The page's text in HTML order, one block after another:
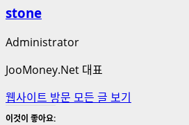
stone
Administrator
JooMoney.Net 대표
웹사이트 방문 모든 글 보기
이것이 좋아요: